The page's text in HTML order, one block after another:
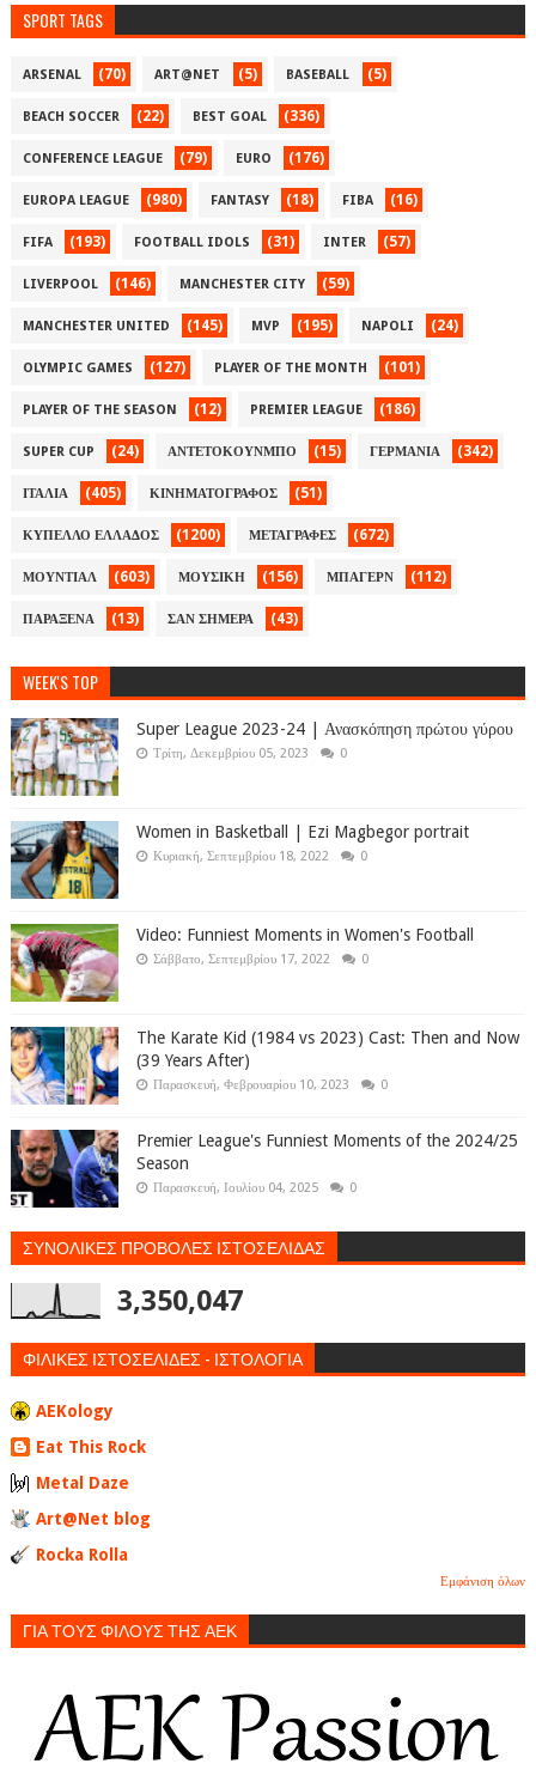
SPORT TAGS
ARSENAL (70) ART@NET (5) BASEBALL (5)
BEACH SOCCER (22) BEST GOAL (336)
CONFERENCE LEAGUE (79) EURO (176)
EUROPA LEAGUE (980) FANTASY (18) FIBA (16)
FIFA (193) FOOTBALL IDOLS (31) INTER (57)
LIVERPOOL (146) MANCHESTER CITY (59)
MANCHESTER UNITED (145) MVP (195) NAPOLI (24)
OLYMPIC GAMES (127) PLAYER OF THE MONTH (101)
PLAYER OF THE SEASON (12) PREMIER LEAGUE (186)
SUPER CUP (24) ΑΝΤΕΤΟΚΟΥΝΜΠΟ (15) ΓΕΡΜΑΝΙΑ (342)
ΙΤΑΛΙΑ (405) ΚΙΝΗΜΑΤΟΓΡΑΦΟΣ (51)
ΚΥΠΕΛΛΟ ΕΛΛΑΔΟΣ (1200) ΜΕΤΑΓΡΑΦΕΣ (672)
ΜΟΥΝΤΙΑΛ (603) ΜΟΥΣΙΚΗ (156) ΜΠΑΓΕΡΝ (112)
ΠΑΡΑΞΕΝΑ (13) ΣΑΝ ΣΗΜΕΡΑ (43)
WEEK'S TOP
Super League 2023-24 | Ανασκόπηση πρώτου γύρου
Τρίτη, Δεκεμβρίου 05, 2023 0
Women in Basketball | Ezi Magbegor portrait
Κυριακή, Σεπτεμβρίου 18, 2022 0
Video: Funniest Moments in Women's Football
Σάββατο, Σεπτεμβρίου 17, 2022 0
The Karate Kid (1984 vs 2023) Cast: Then and Now
(39 Years After)
Παρασκευή, Φεβρουαρίου 10, 2023 0
Premier League's Funniest Moments of the 2024/25
Season
Παρασκευή, Ιουλίου 04, 2025 0
ΣΥΝΟΛΙΚΕΣ ΠΡΟΒΟΛΕΣ ΙΣΤΟΣΕΛΙΔΑΣ
3,350,047
ΦΙΛΙΚΕΣ ΙΣΤΟΣΕΛΙΔΕΣ - ΙΣΤΟΛΟΓΙΑ
AEKology
Eat This Rock
Metal Daze
Art@Net blog
Rocka Rolla
Εμφάνιση όλων
ΓΙΑ ΤΟΥΣ ΦΙΛΟΥΣ ΤΗΣ ΑΕΚ